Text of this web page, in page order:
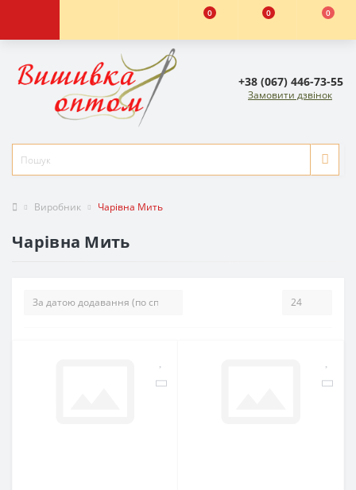
0 0 0
+38 (067) 446-73-55
Замовити дзвінок
Виробник Чарівна Мить
Чарівна Мить